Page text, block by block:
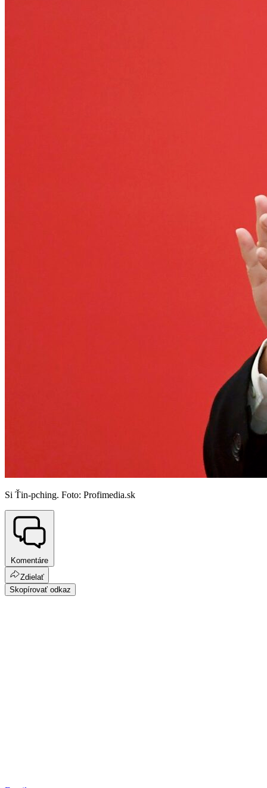
Si Ťin-pching. Foto: Profimedia.sk
Komentáre
Zdielať
Skopírovať odkaz